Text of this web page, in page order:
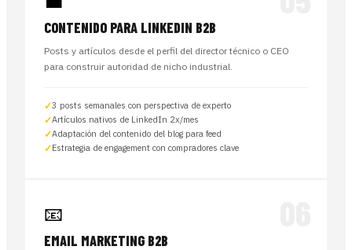
CONTENIDO PARA LINKEDIN B2B
Posts y artículos desde el perfil del director técnico o CEO
para construir autoridad de nicho industrial.
3 posts semanales con perspectiva de experto
Artículos nativos de LinkedIn 2x/mes
Adaptación del contenido del blog para feed
Estrategia de engagement con compradores clave
📧
EMAIL MARKETING B2B